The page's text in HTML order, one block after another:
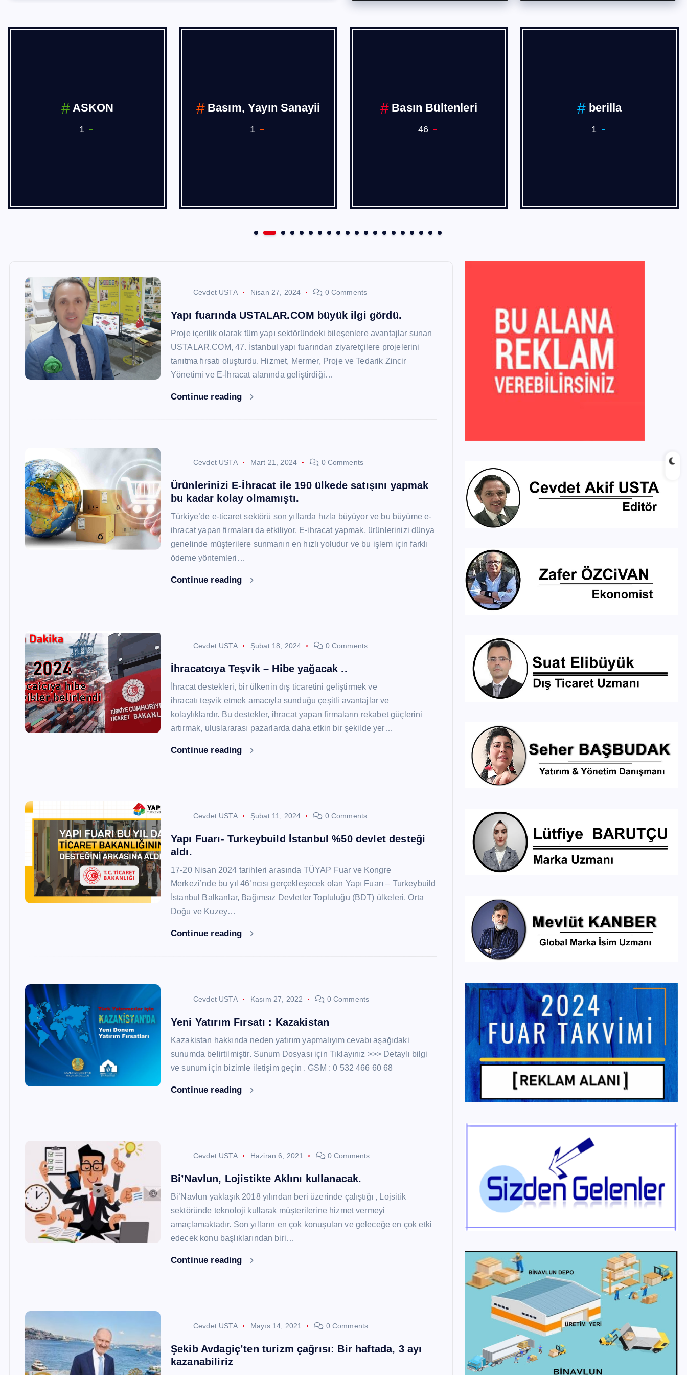
BÖLGESEL
Borusan
1
Burak PEHLİVAN
4
BURSA
3
Cevdet USTA Nisan 27, 2024 0 Comments
Yapı fuarında USTALAR.COM büyük ilgi gördü.
Proje içerilik olarak tüm yapı sektöründeki bileşenlere avantajlar sunan
USTALAR.COM, 47. İstanbul yapı fuarından ziyaretçilere projelerini
tanıtma fırsatı oluşturdu. Hizmet, Mermer, Proje ve Tedarik Zincir
Yönetimi ve E-İhracat alanında geliştirdiği…
Continue reading
Cevdet USTA Mart 21, 2024 0 Comments
Ürünlerinizi E-İhracat ile 190 ülkede satışını yapmak
bu kadar kolay olmamıştı.
Türkiye’de e-ticaret sektörü son yıllarda hızla büyüyor ve bu büyüme e-
ihracat yapan firmaları da etkiliyor. E-ihracat yapmak, ürünlerinizi dünya
genelinde müşterilere sunmanın en hızlı yoludur ve bu işlem için farklı
ödeme yöntemleri…
Continue reading
Cevdet USTA Şubat 18, 2024 0 Comments
İhracatcıya Teşvik – Hibe yağacak ..
İhracat destekleri, bir ülkenin dış ticaretini geliştirmek ve
ihracatı teşvik etmek amacıyla sunduğu çeşitli avantajlar ve
kolaylıklardır. Bu destekler, ihracat yapan firmaların rekabet güçlerini
artırmak, uluslararası pazarlarda daha etkin bir şekilde yer…
Continue reading
Cevdet USTA Şubat 11, 2024 0 Comments
Yapı Fuarı- Turkeybuild İstanbul %50 devlet desteği
aldı.
17-20 Nisan 2024 tarihleri arasında TÜYAP Fuar ve Kongre
Merkezi’nde bu yıl 46’ncısı gerçekleşecek olan Yapı Fuarı – Turkeybuild
İstanbul Balkanlar, Bağımsız Devletler Topluluğu (BDT) ülkeleri, Orta
Doğu ve Kuzey…
Continue reading
Cevdet USTA Kasım 27, 2022 0 Comments
Yeni Yatırım Fırsatı : Kazakistan
Kazakistan hakkında neden yatırım yapmalıyım cevabı aşağıdaki
sunumda belirtilmiştir. Sunum Dosyası için Tıklayınız >>> Detaylı bilgi
ve sunum için bizimle iletişim geçin . GSM : 0 532 466 60 68
Continue reading
Cevdet USTA Haziran 6, 2021 0 Comments
Bi’Navlun, Lojistikte Aklını kullanacak.
Bi’Navlun yaklaşık 2018 yılından beri üzerinde çalıştığı , Lojsitik
sektöründe teknoloji kullarak müşterilerine hizmet vermeyi
amaçlamaktadır. Son yılların en çok konuşulan ve geleceğe en çok etki
edecek konu başlıklarından biri…
Continue reading
Cevdet USTA Mayıs 14, 2021 0 Comments
Şekib Avdagiç’ten turizm çağrısı: Bir haftada, 3 ayı
kazanabiliriz